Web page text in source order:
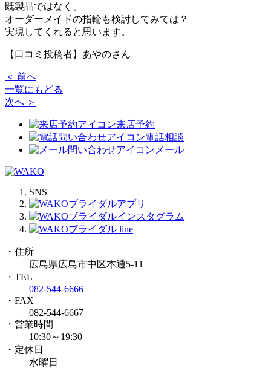
既製品ではなく、
オーダーメイドの指輪も検討してみては？
実現してくれると思います。
【口コミ投稿者】あやのさん
＜ 前へ
一覧にもどる
次へ ＞
来店予約
電話相談
メール
SNS
・住所
広島県広島市中区本通5-11
・TEL
082-544-6666
・FAX
082-544-6667
・営業時間
10:30～19:30
・定休日
水曜日